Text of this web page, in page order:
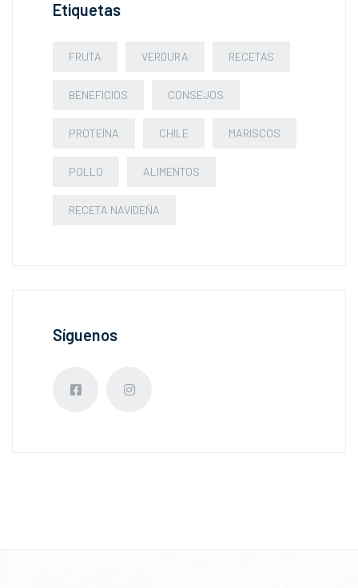
Etiquetas
FRUTA VERDURA RECETAS
BENEFICIOS CONSEJOS
PROTEÍNA CHILE MARISCOS
POLLO ALIMENTOS
RECETA NAVIDEÑA
Síguenos